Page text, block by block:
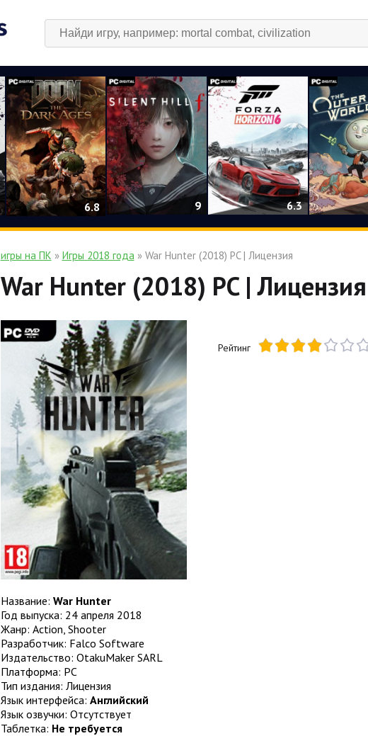
6.8 9 6.3
игры на ПК » Игры 2018 года» War Hunter (2018) PC | Лицензия
War Hunter (2018) PC | Лицензия
Рейтинг
Название: War Hunter
Год выпуска: 24 апреля 2018
Жанр: Action, Shooter
Разработчик: Falco Software
Издательство: OtakuMaker SARL
Платформа: PC
Тип издания: Лицензия
Язык интерфейса: Английский
Язык озвучки: Отсутствует
Таблетка: Не требуется